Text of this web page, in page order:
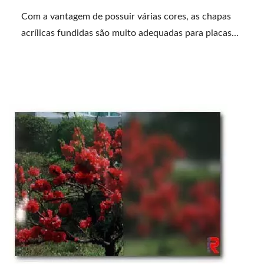
Com a vantagem de possuir várias cores, as chapas
acrílicas fundidas são muito adequadas para placas...